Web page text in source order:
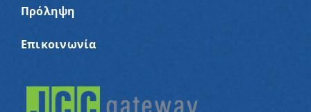
Πρόληψη
Επικοινωνία